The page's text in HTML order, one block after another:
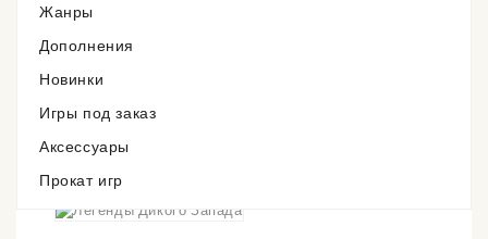
Жанры
Дополнения
Новинки
Игры под заказ
Аксессуары
Прокат игр
Нет в наличии